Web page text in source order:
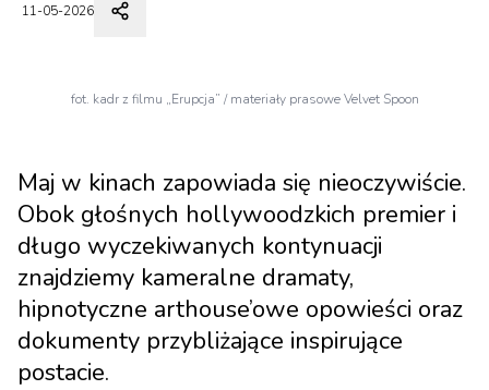
11-05-2026
fot. kadr z filmu „Erupcja” / materiały prasowe Velvet Spoon
Maj w kinach zapowiada się nieoczywiście.
Obok głośnych hollywoodzkich premier i
długo wyczekiwanych kontynuacji
znajdziemy kameralne dramaty,
hipnotyczne arthouse’owe opowieści oraz
dokumenty przybliżające inspirujące
postacie.